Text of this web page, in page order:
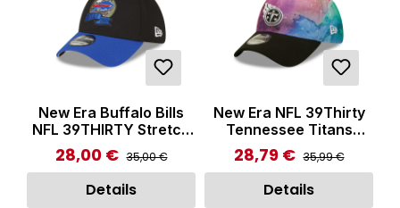
New Era Buffalo Bills
NFL 39THIRTY Stretch
Fit Cap Black
Verkaufspreis:
28,00 € Regulärer Preis:
35,00 €
Details
New Era NFL 39Thirty
Tennessee Titans
Team Cap Multicolor
Verkaufspreis:
28,79 € Regulärer Preis:
35,99 €
Details